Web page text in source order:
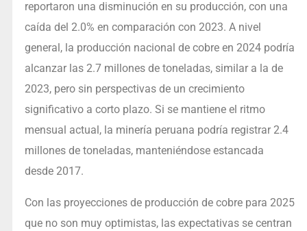
reportaron una disminución en su producción, con una
caída del 2.0% en comparación con 2023. A nivel
general, la producción nacional de cobre en 2024 podría
alcanzar las 2.7 millones de toneladas, similar a la de
2023, pero sin perspectivas de un crecimiento
significativo a corto plazo. Si se mantiene el ritmo
mensual actual, la minería peruana podría registrar 2.4
millones de toneladas, manteniéndose estancada
desde 2017.
Con las proyecciones de producción de cobre para 2025
que no son muy optimistas, las expectativas se centran